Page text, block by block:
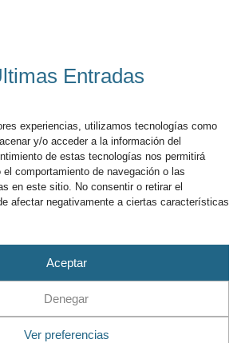
experiencias, utilizamos tecnologías como
y/o acceder a la información del
de estas tecnologías nos permitirá
comportamiento de navegación o las
en este sitio. No consentir o retirar el
afectar negativamente a ciertas características
Aceptar
Denegar
Ver preferencias
Entradas
DE ADORNOS
el Concurso de adornos de árboles
a niñas y niños